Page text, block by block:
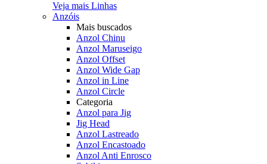
Veja mais Linhas
Anzóis
Mais buscados
Anzol Chinu
Anzol Maruseigo
Anzol Offset
Anzol Wide Gap
Anzol in Line
Anzol Circle
Categoria
Anzol para Jig
Jig Head
Anzol Lastreado
Anzol Encastoado
Anzol Anti Enrosco